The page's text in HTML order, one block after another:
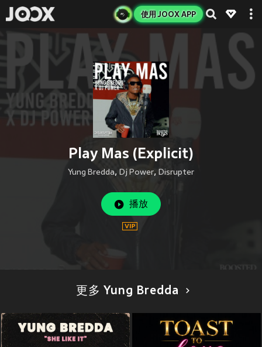
使用 JOOX APP
Play Mas (Explicit)
Yung Bredda, Dj Power, Disrupter
播放
更多 Yung Bredda